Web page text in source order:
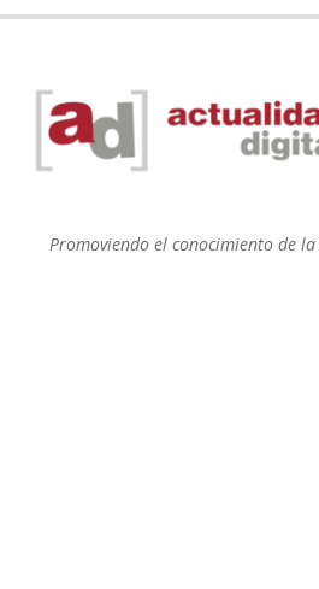
Promoviendo el conocimiento de